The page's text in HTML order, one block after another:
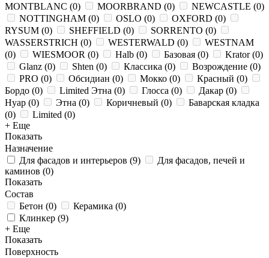
MONTBLANC (0) MOORBRAND (0) NEWCASTLE (0)
NOTTINGHAM (0) OSLO (0) OXFORD (0)
RYSUM (0) SHEFFIELD (0) SORRENTO (0)
WASSERSTRICH (0) WESTERWALD (0)
WESTNAM
(0) WIESMOOR (0) Halb (0) Базовая (0) Krator(0)
Glanz (0) Shten (0) Классика (0) Возрождение (0)
PRO (0) Обсидиан (0) Мокко (0) Красный (0)
Бордо (0) Limited Этна (0) Глосса (0) Дакар (0)
Нуар (0) Этна (0) Коричневый (0)
Баварская кладка
(0) Limited (0)
+ Еще
Показать
Назначение
Для фасадов и интерьеров (9)
Для фасадов, печей и
каминов (0)
Показать
Состав
Бетон (0) Керамика (0)
Клинкер (9)
+ Еще
Показать
Поверхность